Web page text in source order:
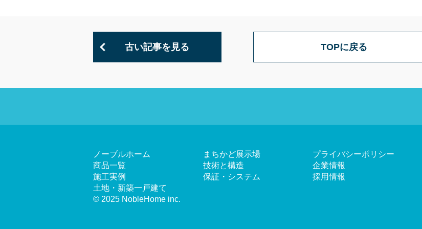
古い記事を見る TOPに戻る
ノーブルホーム
商品一覧
施工実例
土地・新築一戸建て
まちかど展示場
技術と構造
保証・システム
プライバシーポリシー
企業情報
採用情報
© 2025 NobleHome inc.